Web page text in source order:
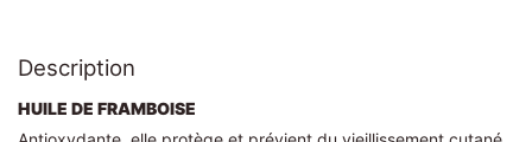
Description
HUILE DE FRAMBOISE